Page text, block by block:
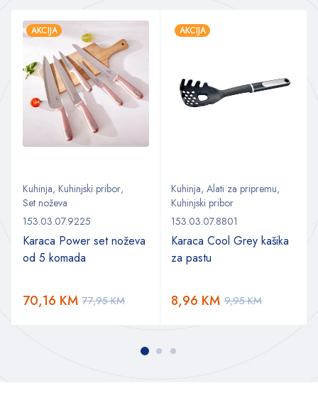
AKCIJA
Kuhinja, Kuhinjski pribor,
Set noževa
153.03.07.9225
Karaca Power set noževa
od 5 komada
77,95KM
70,16 KM
AKCIJA
Kuhinja, Alati za pripremu,
Kuhinjski pribor
153.03.07.8801
Karaca Cool Grey kašika
za pastu
9,95KM
8,96 KM